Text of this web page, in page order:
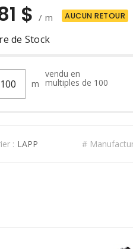
$ / m AUCUN RETOUR
de Stock
m
vendu en
multiples de 100
: LAPP #